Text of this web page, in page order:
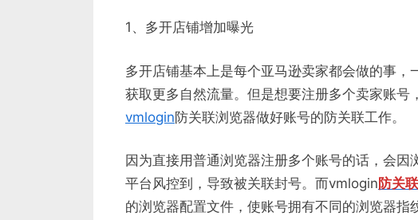
1、多开店铺增加曝光
多开店铺基本上是每个亚马逊卖家都会做的事，
获取更多自然流量。但是想要注册多个卖家账号
vmlogin防关联浏览器做好账号的防关联工作。
因为直接用普通浏览器注册多个账号的话，会
平台风控到，导致被关联封号。而vmlogin 防关
的浏览器配置文件，使账号拥有不同的浏览器指